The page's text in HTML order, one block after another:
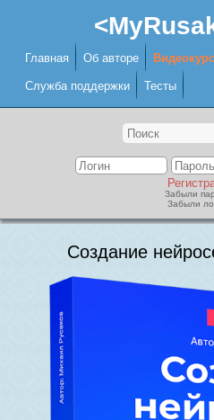
Главная Об авторе
Служба поддержки Тесты
Забыли
Забыли
Создание